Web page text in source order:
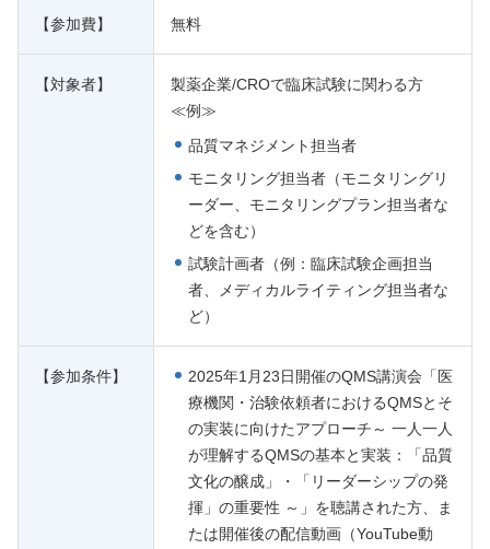
【参加費】 無料
【対象者】
製薬企業/CROで臨床試験に関わる方
≪例≫
品質マネジメント担当者
モニタリング担当者（モニタリングリ
ーダー、モニタリングプラン担当者な
どを含む）
試験計画者（例：臨床試験企画担当
者、メディカルライティング担当者な
ど）
【参加条件】
2025年1月23日開催のQMS講演会「医
療機関・治験依頼者におけるQMSとそ
の実装に向けたアプローチ～ 一人一人
が理解するQMSの基本と実装：「品質
文化の醸成」・「リーダーシップの発
揮」の重要性 ～」を聴講された方、ま
たは開催後の配信動画（YouTube動